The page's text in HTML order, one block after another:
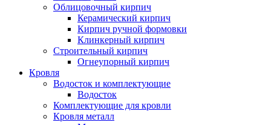
Облицовочный кирпич
Керамический кирпич
Кирпич ручной формовки
Клинкерный кирпич
Строительный кирпич
Огнеупорный кирпич
Кровля
Водосток и комплектующие
Водосток
Комплектующие для кровли
Кровля металл